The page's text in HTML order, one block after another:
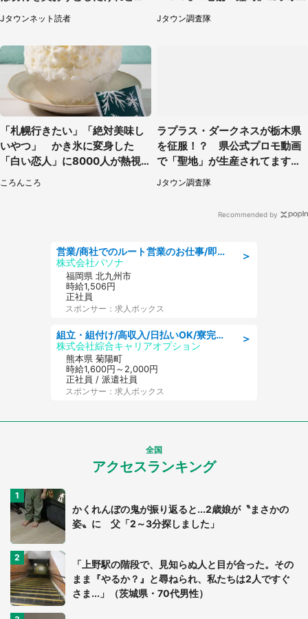
（山形県・20代女性）
Jタウンネット読者
で限定グッズも【8／1～31】
Jタウン調査隊
「札幌行きたい」「絶対美味し
いやつ」 かき氷に変身した
「白い恋人」に8000人が熱視
ころんころ
ラプラス・ダークネスが栃木県
を征服！？ 県公式プロモ動画
で「聖地」が生産されてます【7
／31～1／31】
Jタウン調査隊
Recommended by
＞
営業/商社でのルート営業のお仕事/即日勤務可/車通勤可/営業
株式会社パソナ
福岡県 北九州市
時給1,506円
正社員
スポンサー：求人ボックス
＞
組立・組付け/高収入/日払いOK/寮完備/交替制/20・30・40代活躍中
株式会社綜合キャリアオプション
熊本県 菊陽町
時給1,600円～2,000円
正社員 / 派遣社員
スポンサー：求人ボックス
全国
アクセスランキング
かくれんぼの鬼が振り返ると...2歳娘が〝まさかの
姿〟に 父「2～3分探しました」
「上野駅の階段で、見知らぬ人と目が合った。その
まま『やるか？』と尋ねられ、私たちは2人ですぐ
さま...」（茨城県・70代男性）